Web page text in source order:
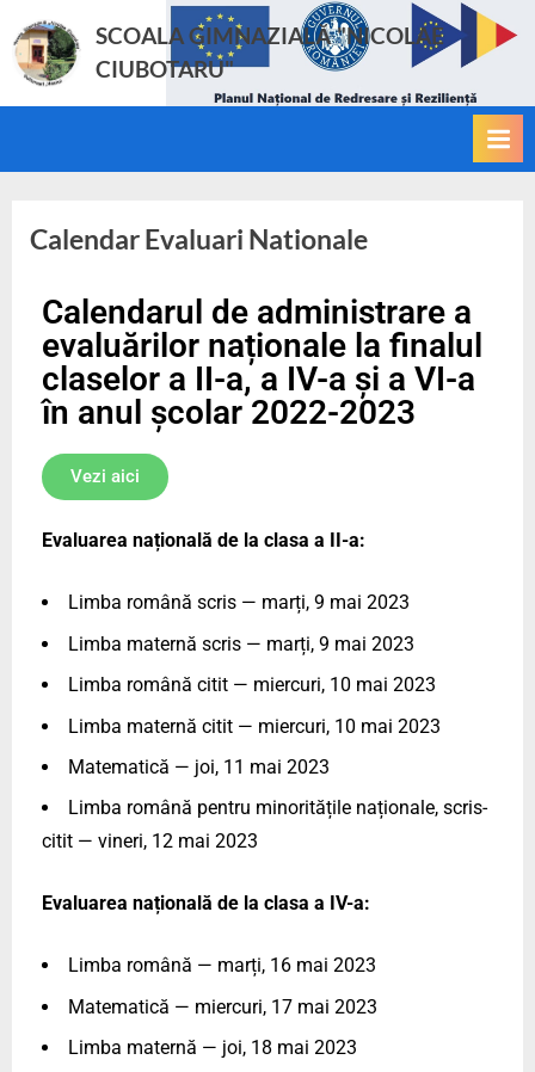
SCOALA GIMNAZIALĂ "NICOLAE
CIUBOTARU"
Calendar Evaluari Nationale
Calendarul de administrare a
evaluărilor naționale la finalul
claselor a II-a, a IV-a și a VI-a
în anul școlar 2022-2023
Vezi aici
Evaluarea națională de la clasa a II-a:
Limba română scris — marți, 9 mai 2023
Limba maternă scris — marți, 9 mai 2023
Limba română citit — miercuri, 10 mai 2023
Limba maternă citit — miercuri, 10 mai 2023
Matematică — joi, 11 mai 2023
Limba română pentru minoritățile naționale, scris-
citit — vineri, 12 mai 2023
Evaluarea națională de la clasa a IV-a:
Limba română — marți, 16 mai 2023
Matematică — miercuri, 17 mai 2023
Limba maternă — joi, 18 mai 2023